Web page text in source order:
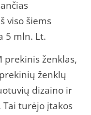
viso šiems
5 mln. Lt.
prekinis ženklas,
ženklų
dizaino ir
turėjo įtakos